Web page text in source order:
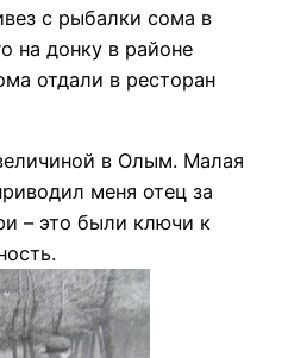
с рыбалки сома в
на донку в районе
отдали в ресторан
в Олым. Малая
меня отец за
– это были ключи к